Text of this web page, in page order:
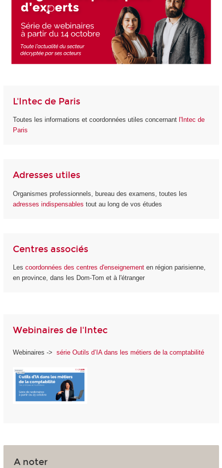
L'Intec de Paris
Toutes les informations et coordonnées utiles concernant l'Intec de
Paris
Adresses utiles
Organismes professionnels, bureau des examens, toutes les
adresses indispensables tout au long de vos études
Centres associés
Les coordonnées des centres d'enseignement en région parisienne,
en province, dans les Dom-Tom et à l'étranger
Webinaires de l'Intec
Webinaires -> série Outils d’IA dans les métiers de la comptabilité
A noter